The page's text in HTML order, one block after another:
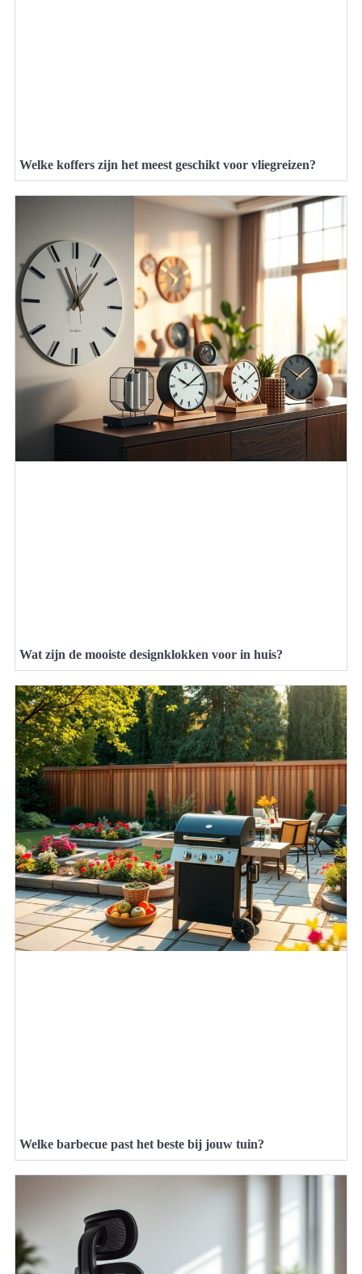
Welke koffers zijn het meest geschikt voor vliegreizen?
Wat zijn de mooiste designklokken voor in huis?
Welke barbecue past het beste bij jouw tuin?